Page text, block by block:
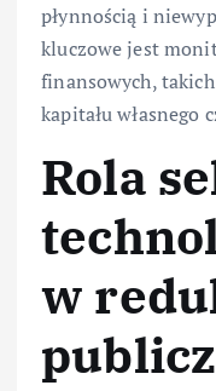
płynnością i
kluczowe jest
finansowych,
kapitału własnego
Rola
w